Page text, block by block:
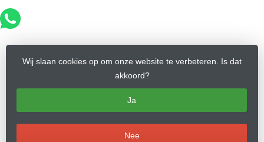
Wij slaan cookies op om onze website te verbeteren. Is dat
akkoord?
Ja
Nee